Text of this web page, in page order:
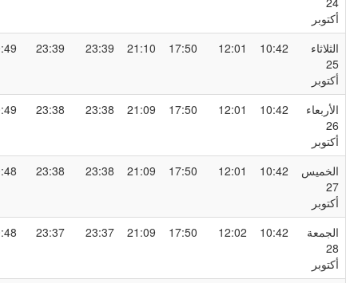
10:42
12:01
17:50
21:10
23:39
23:39
00:49
10:42
12:01
17:50
21:09
23:38
23:38
00:49
10:42
12:01
17:50
21:09
23:38
23:38
00:48
10:42
12:02
17:50
21:09
23:37
23:37
00:48